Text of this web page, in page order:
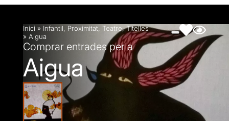
Inici » Infantil, Proximitat, Teatre,Titelles
» Aigua
Comprar entrades per a
Aigua